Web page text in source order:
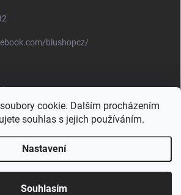
cookie. Dalším procházením
souhlas s jejich používáním.
Nastavení
Souhlasím
blushopcz/
Blu-shop.cz Štěpán Čermák
Blu-shop.cz . Všechna práva vyhrazena.